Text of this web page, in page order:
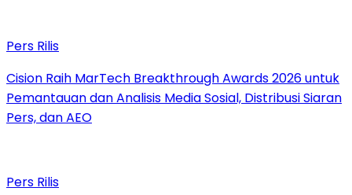
Pers Rilis
Cision Raih MarTech Breakthrough Awards 2026 untuk
Pemantauan dan Analisis Media Sosial, Distribusi Siaran
Pers, dan AEO
Pers Rilis